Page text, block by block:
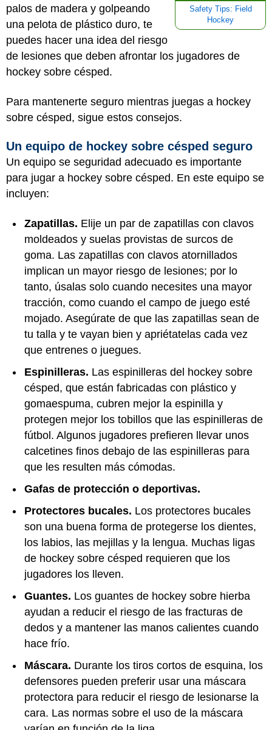
Safety Tips: Field
Hockey
palos de madera y golpeando
una pelota de plástico duro, te
puedes hacer una idea del riesgo
de lesiones que deben afrontar los jugadores de
hockey sobre césped.
Para mantenerte seguro mientras juegas a hockey
sobre césped, sigue estos consejos.
Un equipo de hockey sobre césped seguro
Un equipo se seguridad adecuado es importante
para jugar a hockey sobre césped. En este equipo se
incluyen:
Zapatillas. Elije un par de zapatillas con clavos
moldeados y suelas provistas de surcos de
goma. Las zapatillas con clavos atornillados
implican un mayor riesgo de lesiones; por lo
tanto, úsalas solo cuando necesites una mayor
tracción, como cuando el campo de juego esté
mojado. Asegúrate de que las zapatillas sean de
tu talla y te vayan bien y apriétatelas cada vez
que entrenes o juegues.
Espinilleras. Las espinilleras del hockey sobre
césped, que están fabricadas con plástico y
gomaespuma, cubren mejor la espinilla y
protegen mejor los tobillos que las espinilleras de
fútbol. Algunos jugadores prefieren llevar unos
calcetines finos debajo de las espinilleras para
que les resulten más cómodas.
Gafas de protección o deportivas.
Protectores bucales. Los protectores bucales
son una buena forma de protegerse los dientes,
los labios, las mejillas y la lengua. Muchas ligas
de hockey sobre césped requieren que los
jugadores los lleven.
Guantes. Los guantes de hockey sobre hierba
ayudan a reducir el riesgo de las fracturas de
dedos y a mantener las manos calientes cuando
hace frío.
Máscara. Durante los tiros cortos de esquina, los
defensores pueden preferir usar una máscara
protectora para reducir el riesgo de lesionarse la
cara. Las normas sobre el uso de la máscara